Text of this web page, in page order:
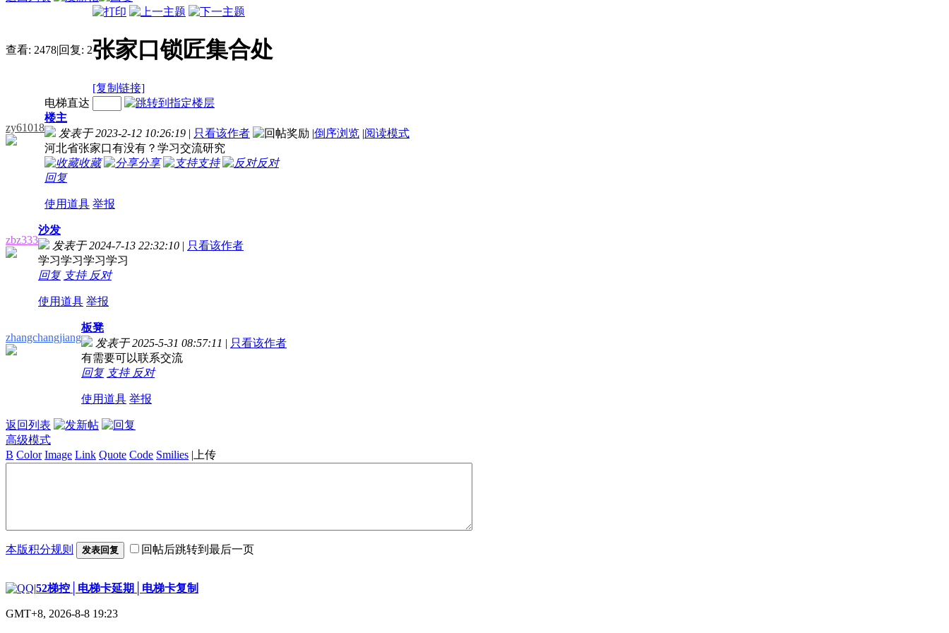
查看: 2478|回复: 2张家口锁匠集合处
[复制链接]
zy61018
电梯直达
楼主
发表于 2023-2-12 10:26:19 | 只看该作者 |倒序浏览 |阅读模式
河北省张家口有没有？学习交流研究
收藏
分享 支持
反对
回复
使用道具 举报
zbz333
沙发
发表于 2024-7-13 22:32:10 | 只看该作者
学习学习学习学习
回复 支持 反对
使用道具 举报
zhangchangjiang
板凳
发表于 2025-5-31 08:57:11 | 只看该作者
有需要可以联系交流
回复 支持 反对
使用道具 举报
返回列表
高级模式
B Color Image Link Quote Code Smilies | 上传
本版积分规则 发表回复 回帖后跳转到最后一页
|52梯控│电梯卡延期│电梯卡复制
GMT+8, 2026-8-8 19:23